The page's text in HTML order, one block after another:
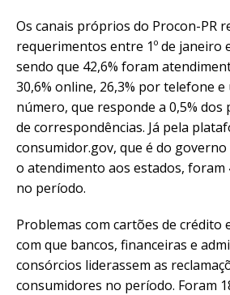
Os canais próprios do Procon-PR
requerimentos entre 1º de janeiro
sendo que 42,6% foram
30,6% online, 26,3% por telefone
número, que responde a 0,5% dos
de correspondências. Já pela
consumidor.gov, que é do
o atendimento aos estados, foram
no período.
Problemas com cartões de crédito
com que bancos, financeiras e
consórcios liderassem as
consumidores no período. Foram